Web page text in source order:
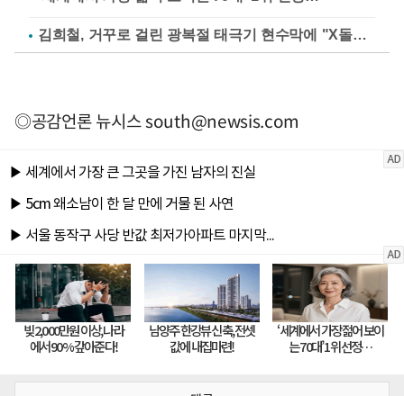
김희철, 거꾸로 걸린 광복절 태극기 현수막에 "X돌았네"
◎공감언론 뉴시스south@newsis.com